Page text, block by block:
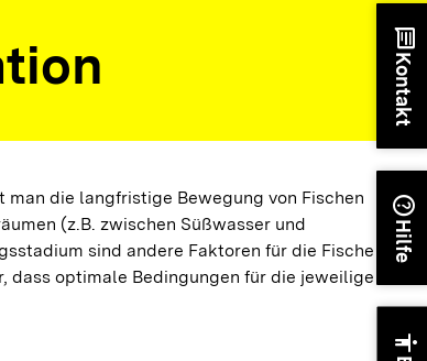
die langfristige Bewegung von Fischen
(z.B. zwischen Süßwasser und
sind andere Faktoren für die Fische
dass optimale Bedingungen für die jeweilige
chat
Kontakt
help
Hilfe
accessibility